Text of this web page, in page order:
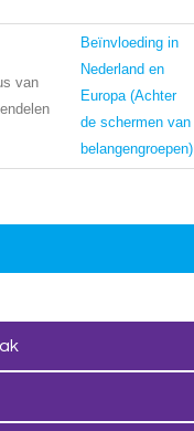
van
Beïnvloeding in
Nederland en
Europa (Achter
de schermen van
belangengroepen)